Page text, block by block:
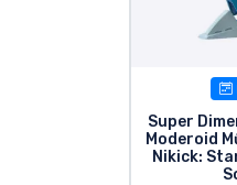
Super
Moderoid
Nikick:
Szállítás és fizetés
Sorozatos cuccok
Filmes cuccok